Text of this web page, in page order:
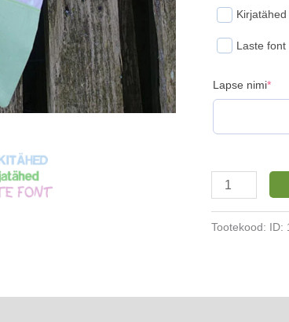
Kirjatähed
Laste font
Lapse nimi*
Nimega
sussikott
Tootekood: ID: